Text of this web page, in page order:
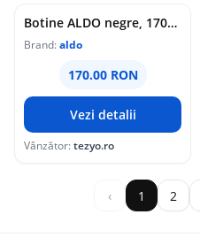
Botine ALDO negre, 170020, din piele intoarsa
Brand:aldo
170.00 RON
Vezi detalii
Vânzător:tezyo.ro
‹ 1 2